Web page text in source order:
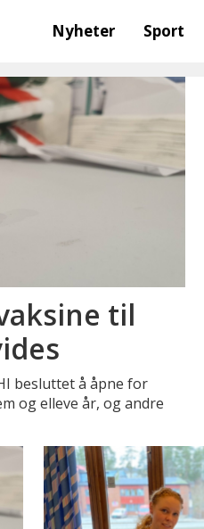
Nyheter Sport
til
besluttet å åpne for
og elleve år, og andre